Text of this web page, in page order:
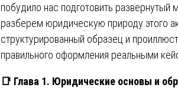
побудило нас подготовить развернутый
разберем юридическую природу этого
структурированный образец и
правильного оформления реальными
📑 Глава 1. Юридические основы и